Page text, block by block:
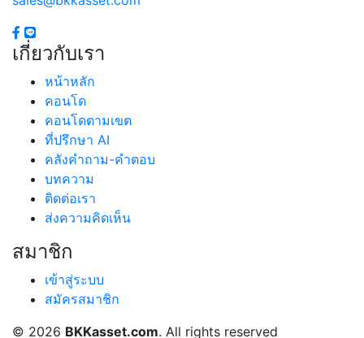
เกี่ยวกับเรา
หน้าหลัก
คอนโด
คอนโดตามเขต
ที่ปรึกษา AI
คลังคำถาม-คำตอบ
บทความ
ติดต่อเรา
ส่งความคิดเห็น
สมาชิก
เข้าสู่ระบบ
สมัครสมาชิก
© 2026 BKKasset.com. All rights reserved